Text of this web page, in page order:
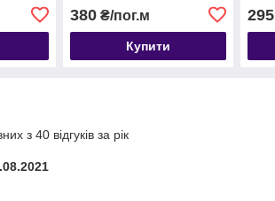
380₴/пог.м
Купити
295
з 40 відгуків за рік